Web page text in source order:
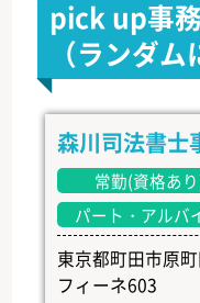
pick up事
（ランダ
森川司法書士
常勤(資格あ
パート・アルバ
東京都町田市原
フィーネ603